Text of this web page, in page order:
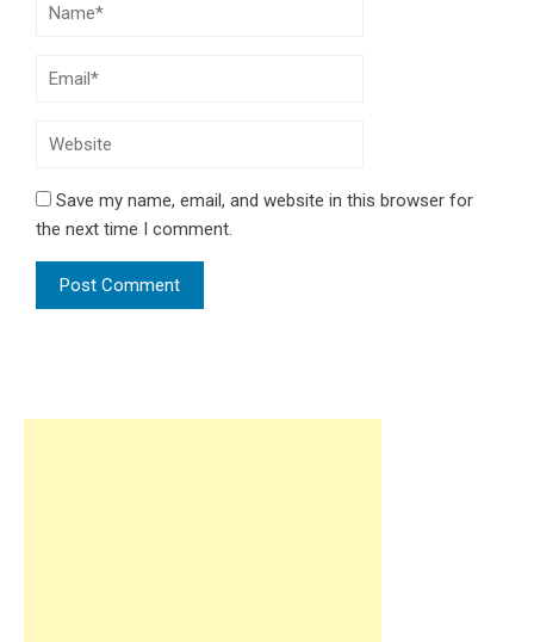
Save my name, email, and website in this browser for
the next time I comment.